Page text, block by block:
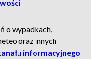
o wypadkach,
oraz innych
informacyjnego